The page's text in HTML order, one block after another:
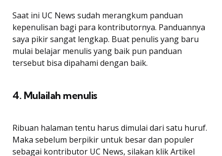
Saat ini UC News sudah merangkum panduan
kepenulisan bagi para kontributornya. Panduannya
saya pikir sangat lengkap. Buat penulis yang baru
mulai belajar menulis yang baik pun panduan
tersebut bisa dipahami dengan baik.
4. Mulailah menulis
Ribuan halaman tentu harus dimulai dari satu huruf.
Maka sebelum berpikir untuk besar dan populer
sebagai kontributor UC News, silakan klik Artikel